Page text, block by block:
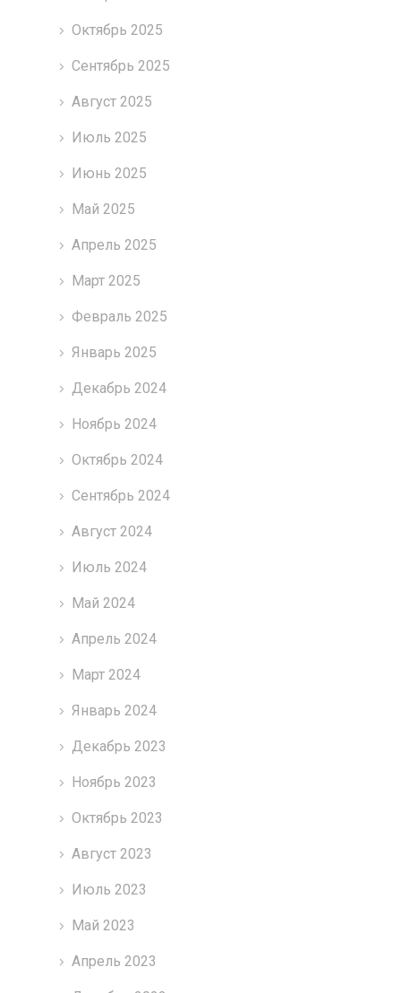
Октябрь 2025
Сентябрь 2025
Август 2025
Июль 2025
Июнь 2025
Май 2025
Апрель 2025
Март 2025
Февраль 2025
Январь 2025
Декабрь 2024
Ноябрь 2024
Октябрь 2024
Сентябрь 2024
Август 2024
Июль 2024
Май 2024
Апрель 2024
Март 2024
Январь 2024
Декабрь 2023
Ноябрь 2023
Октябрь 2023
Август 2023
Июль 2023
Май 2023
Апрель 2023